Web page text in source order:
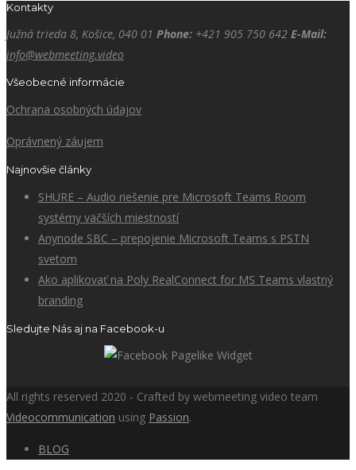
Kontakty
Južná trieda 8, Košice, 040 01 Phone: +421 905 750 642 E-Mail:
info@webmeeting.video
Všeobecné informácie
Ochrana osobných údajov
Oprávnený záujem
Najnovšie články
SHURE – Audio riešenie pre Microsoft Teams Room
systémy väčších miestností
Anynode SBC – prepojenie Microsoft Teams s PSTN
svetom
Ako aplikovať na Poly RealConnect for MS Teams vlastný
branding
Sledujte Nás aj na Facebook-u
All rights reserved 2020 - Crafted by webmeeting video team
Videocommunication using Passion.
BLOG